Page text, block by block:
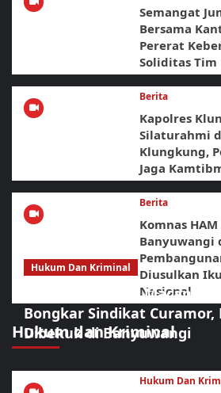
Semangat
Bersama
Pererat
Soliditas Tim
Berita
Kapolres
Silaturahmi
Klungkung,
Jaga
Berita
Komnas
Banyuwangi
Diusulkan
Nasional
Hukum dan Kriminal
Hukum Dan Kriminal
Sikat Habis! URC Macan
Bongkar Sindikat Curamor,
Dibekuk di Banyuwangi
Hukum Dan